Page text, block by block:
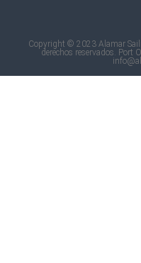
Copyright © 2023 Alamar
derechos reservados. Port